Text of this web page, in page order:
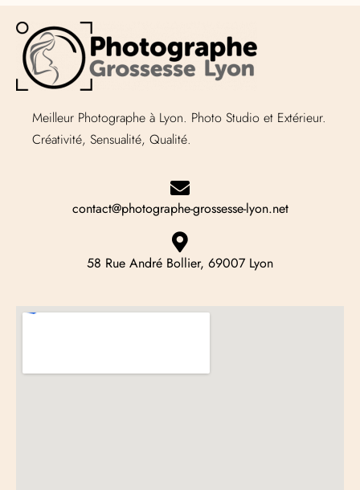
Meilleur Photographe à Lyon. Photo Studio et Extérieur.
Créativité, Sensualité, Qualité.
contact@photographe-grossesse-lyon.net
58 Rue André Bollier, 69007 Lyon